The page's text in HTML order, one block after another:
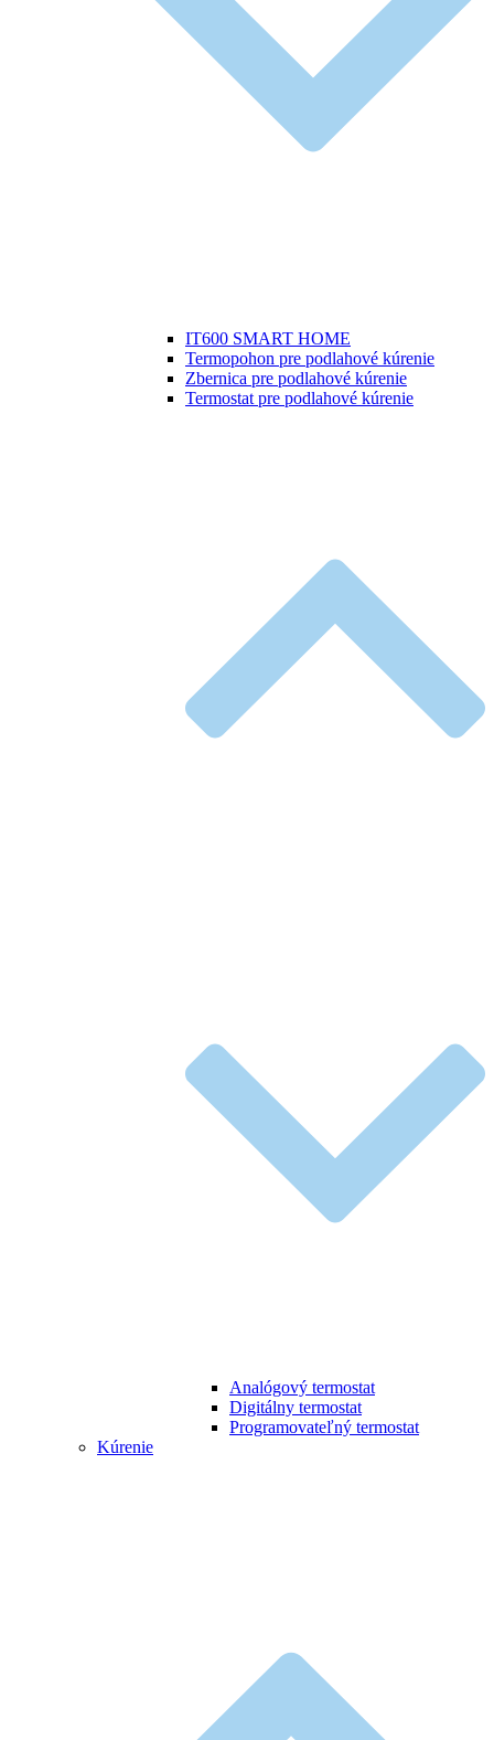
IT600 SMART HOME
Termopohon pre podlahové kúrenie
Zbernica pre podlahové kúrenie
Termostat pre podlahové kúrenie
Analógový termostat
Digitálny termostat
Programovateľný termostat
Kúrenie